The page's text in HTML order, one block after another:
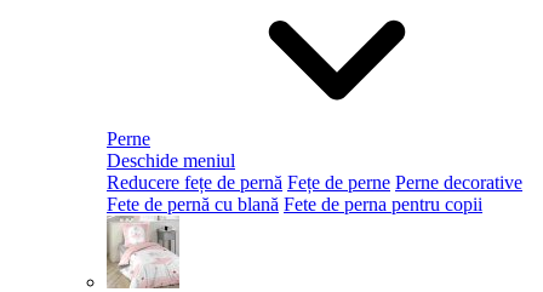
Perne
Deschide meniul
Reducere fețe de pernă Fețe de perne Perne decorative
Fete de pernă cu blană Fete de perna pentru copii